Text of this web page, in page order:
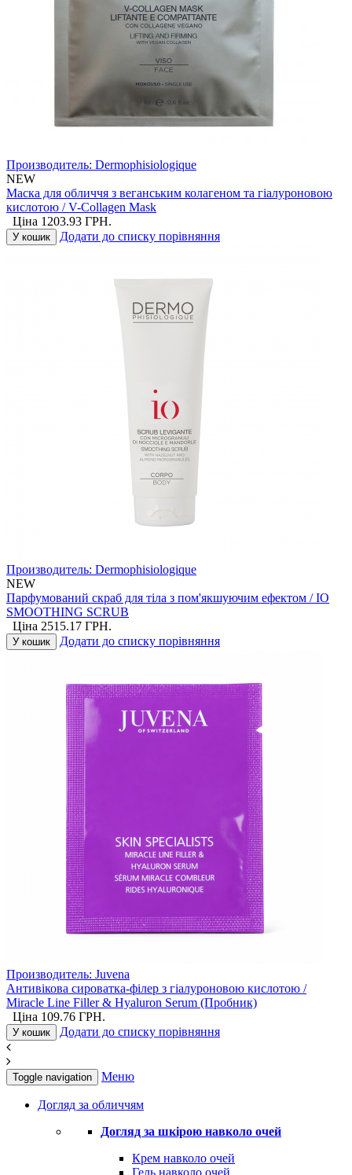
Производитель: Dermophisiologique
NEW
Маска для обличчя з веганським колагеном та гіалуроновою
кислотою / V-Collagen Mask
Ціна 1203.93 ГРН.
У кошик Додати до списку порівняння
Производитель: Dermophisiologique
NEW
Парфумований скраб для тіла з пом'якшуючим ефектом / IO
SMOOTHING SCRUB
Ціна 2515.17 ГРН.
У кошик Додати до списку порівняння
Производитель: Juvena
Антивікова сироватка-філер з гіалуроновою кислотою /
Miracle Line Filler & Hyaluron Serum (Пробник)
Ціна 109.76 ГРН.
У кошик Додати до списку порівняння
Toggle navigation Меню
Догляд за обличчям
Догляд за шкірою навколо очей
Крем навколо очей